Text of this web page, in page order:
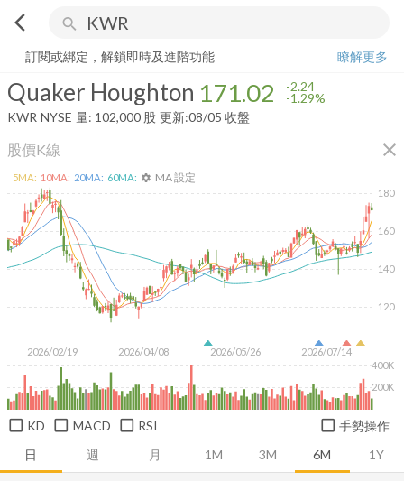
arrow_back_ios search
Quaker Houghton 171.02
訂閱或綁定，解鎖即時及進階功能
瞭解更多
Quaker Houghton 171.02 -2.24
-1.29%
KWR NYSE 量: 102,000 股 更新:08/05 收盤
股價K線 close
日 週 月 1M 3M 6M 1Y
2026/02/19 2026/04/08 2026/05/26 2026/07/14
120
140
160
180
200K
400K
5MA: 10MA: 20MA: 60MA: settings MA 設定
KD MACD RSI 手勢操作